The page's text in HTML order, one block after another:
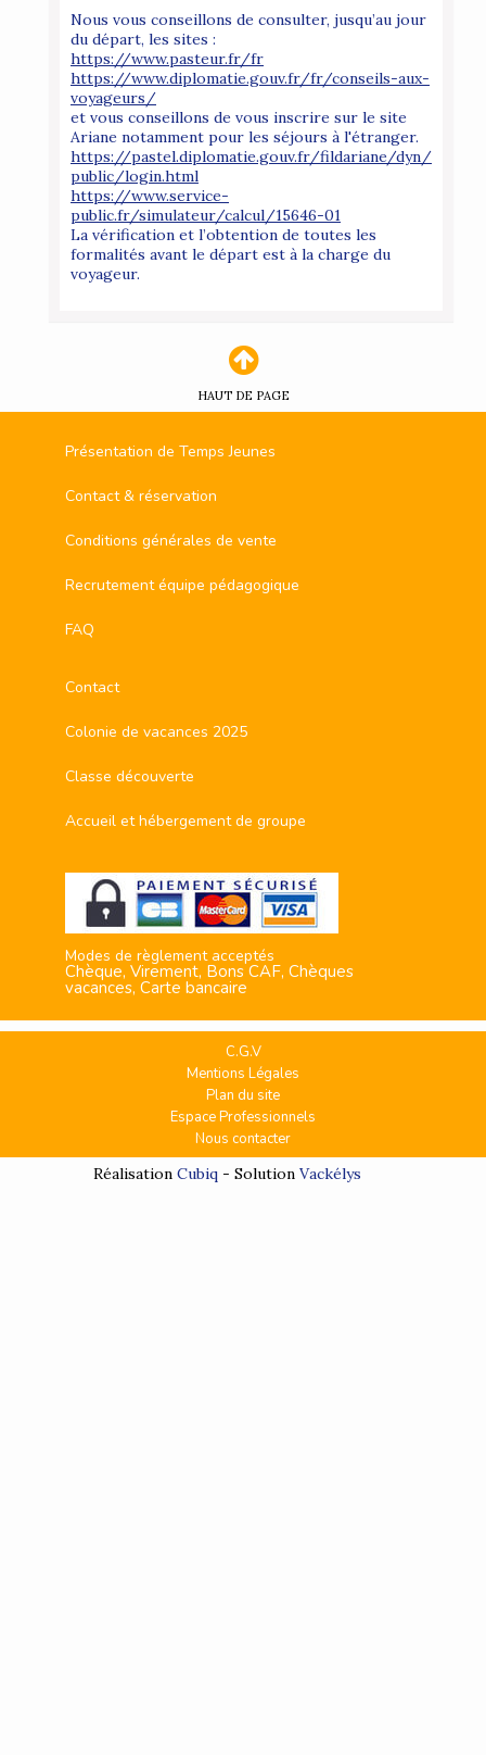
Nous vous conseillons de consulter, jusqu’au jour
du départ, les sites :
https://www.pasteur.fr/fr
https://www.diplomatie.gouv.fr/fr/conseils-aux-
voyageurs/
et vous conseillons de vous inscrire sur le site
Ariane notamment pour les séjours à l'étranger.
https://pastel.diplomatie.gouv.fr/fildariane/dyn/
public/login.html
https://www.service-
public.fr/simulateur/calcul/15646-01
La vérification et l’obtention de toutes les
formalités avant le départ est à la charge du
voyageur.
HAUT DE PAGE
Présentation de Temps Jeunes
Contact & réservation
Conditions générales de vente
Recrutement équipe pédagogique
FAQ
Contact
Colonie de vacances 2025
Classe découverte
Accueil et hébergement de groupe
Modes de règlement acceptés
Chèque, Virement, Bons CAF, Chèques
vacances, Carte bancaire
C.G.V
Mentions Légales
Plan du site
Espace Professionnels
Nous contacter
Réalisation Cubiq- Solution Vackélys